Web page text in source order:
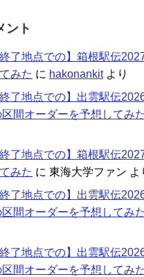
ント
終了地点での】箱根駅伝
みた に hakonankitより
終了地点での】出雲駅伝
間オーダーを予想してみた
終了地点での】箱根駅伝
みた に 東海大学ファン よ
終了地点での】出雲駅伝
間オーダーを予想してみた
終了地点での】出雲駅伝
間オーダーを予想してみた